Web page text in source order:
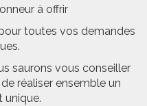
à offrir
toutes vos demandes
saurons vous conseiller
réaliser ensemble un
unique.